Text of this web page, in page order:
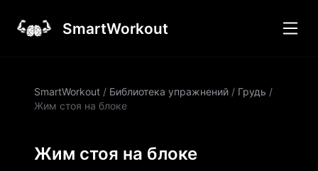
SmartWorkout
SmartWorkout / Библиотека упражнений / Грудь /
Жим стоя на блоке
Жим стоя на блоке